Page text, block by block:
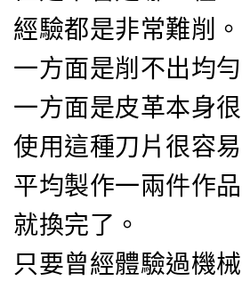
經驗都是非常難削。
一方面是削不出均
一方面是皮革本身
使用這種刀片很容易
平均製作一兩件作
就換完了。
只要曾經體驗過機